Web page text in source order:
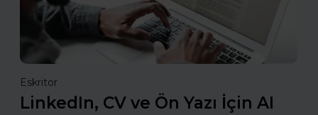
Eskritor
LinkedIn, CV ve Ön Yazı İçin AI